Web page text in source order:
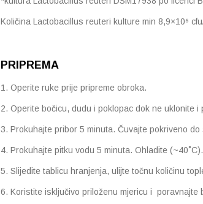
Količina Lactobacillus reuteri kulture min 8,9×10⁵
PRIPREMA
1. Operite ruke prije pripreme obroka.
2. Operite bočicu, dudu i poklopac dok ne uklonite i
3. Prokuhajte pribor 5 minuta. Čuvajte pokriveno
4. Prokuhajte pitku vodu 5 minuta. Ohladite (~40˚C).
5. Slijedite tablicu hranjenja, ulijte točnu količinu
6. Koristite isključivo priloženu mjericu i poravnajte